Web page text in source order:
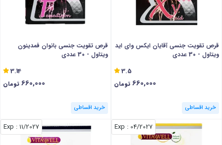
قرص تقویت جنسی آقایان ایکس وای اید
ویتاول - 30 عددی
3.5
660,000 تومان
خرید اقساطی
قرص تقویت جنسی بانوان فمدینون
ویتاول - 30 عددی
3.14
660,000 تومان
خرید اقساطی
04/2027
: Exp
11/2027
: Exp